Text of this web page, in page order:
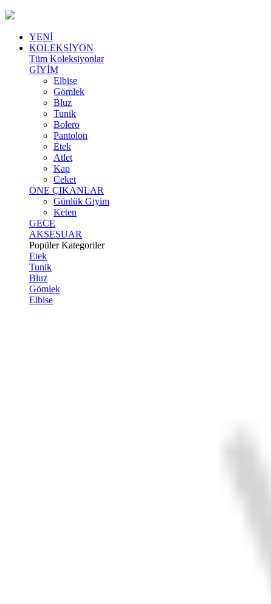
YENİ
KOLEKSİYON
Tüm Koleksiyonlar
GİYİM
Elbise
Gömlek
Bluz
Tunik
Bolero
Pantolon
Etek
Atlet
Kap
Ceket
ÖNE ÇIKANLAR
Günlük Giyim
Keten
GECE
AKSESUAR
Popüler Kategoriler
Etek
Tunik
Bluz
Gömlek
Elbise